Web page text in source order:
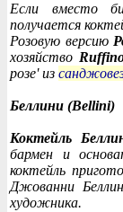
Если вместо
получается
Розовую версию
хозяйство
розе' из
Беллини (Bellini)
Коктейль
бармен и
коктейль
Джованни
художника.